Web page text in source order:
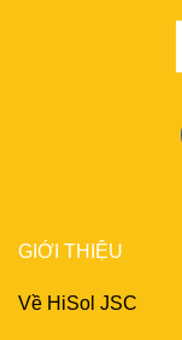
GIỚI THIỆU
Về HiSol JSC